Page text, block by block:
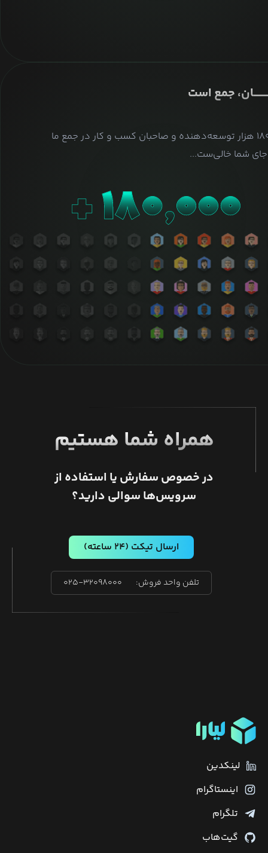
جمع است
بیش از ۱۸۰ هزار توسعه‌دهنده و صاحبان کسب و کار در جمع ما
شما خالی‌ست...
همراه شما هستیم
در خصوص سفارش یا استفاده از
سرویس‌ها سوالی دارید؟
ارسال تیکت (۲۴ ساعته)
تلفن واحد فروش: ۰۲۵-۳۲۰۹۸۰۰۰
لینکدین
اینستاگرام
تلگرام
گیت‌هاب